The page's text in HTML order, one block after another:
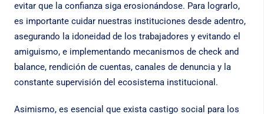
evitar que la confianza siga erosionándose. Para lograrlo,
es importante cuidar nuestras instituciones desde adentro,
asegurando la idoneidad de los trabajadores y evitando el
amiguismo, e implementando mecanismos de check and
balance, rendición de cuentas, canales de denuncia y la
constante supervisión del ecosistema institucional.
Asimismo, es esencial que exista castigo social para los